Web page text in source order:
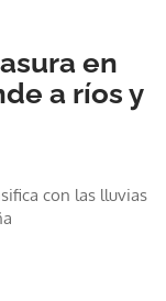
en
a ríos y
con las lluvias